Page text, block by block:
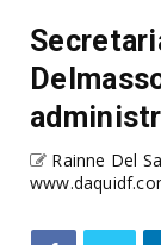
Rainne Del